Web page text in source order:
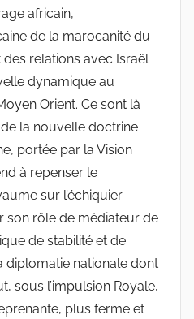
africain,
de la marocanité du
relations avec Israël
dynamique au
Orient. Ce sont là
la nouvelle doctrine
portée par la Vision
à repenser le
sur l’échiquier
son rôle de médiateur de
de stabilité et de
diplomatie nationale dont
sous l’impulsion Royale,
plus ferme et